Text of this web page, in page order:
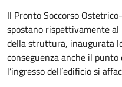
Il Pronto Soccorso
spostano rispettivamente al
della struttura, inaugurata
conseguenza anche il
l’ingresso dell’edificio si